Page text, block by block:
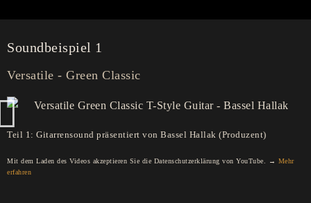
Soundbeispiel 1
Versatile - Green Classic
Teil 1: Gitarrensound präsentiert von Bassel Hallak (Produzent)
Mit dem Laden des Videos akzeptieren Sie die Datenschutzerklärung von YouTube. → Mehr
erfahren